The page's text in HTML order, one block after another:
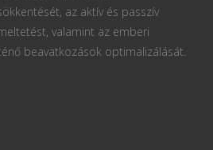
az aktív és passzív
valamint az emberi
beavatkozások optimalizálását.